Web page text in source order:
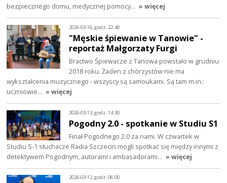
bezpiecznego domu, medycznej pomocy… » więcej
2026-03-16, godz. 22:40
"Męskie śpiewanie w Tanowie" -
reportaż Małgorzaty Furgi
Bractwo Śpiewacze z Tanowa powstało w grudniu
2018 roku. Żaden z chórzystów nie ma
wykształcenia muzycznego - wszyscy są samoukami. Są tam m.in.:
uczniowie… » więcej
2026-03-13, godz. 14:30
Pogodny 2.0 - spotkanie w Studiu S1
Finał Pogodnego 2.0 za nami. W czwartek w
Studiu S-1 słuchacze Radia Szczecin mogli spotkać się między innymi z
detektywem Pogodnym, autorami i ambasadorami… » więcej
2026-03-12, godz. 06:00